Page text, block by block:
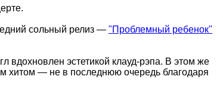
сольный релиз — "Проблемный ребенок"
вдохновлен эстетикой клауд-рэпа. В этом же
хитом — не в последнюю очередь благодаря